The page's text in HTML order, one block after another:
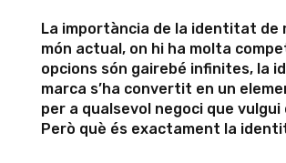
La importància de la identitat de
món actual, on hi ha molta
opcions són gairebé infinites, la
marca s’ha convertit en un
per a qualsevol negoci que
Però què és exactament la